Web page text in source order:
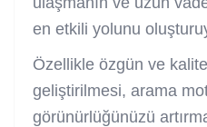
en etkili yolunu
Özellikle özgün ve
geliştirilmesi, arama
görünürlüğünüzü